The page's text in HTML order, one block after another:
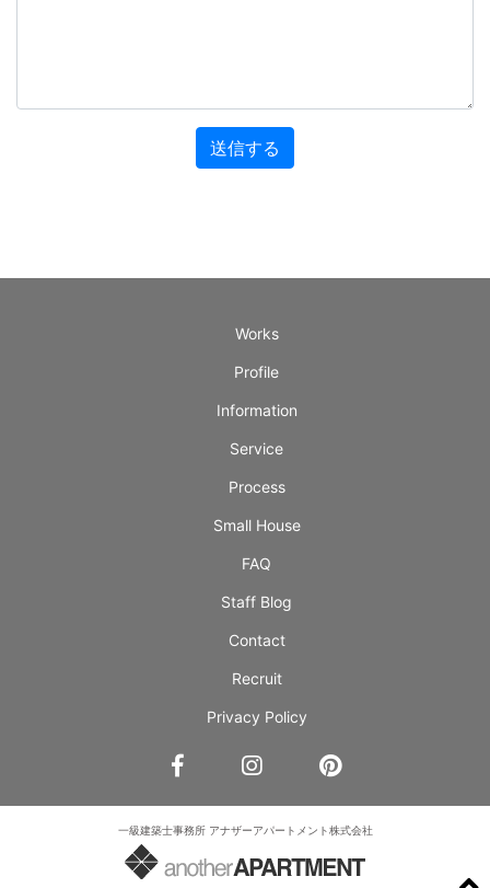
Works
Profile
Information
Service
Process
Small House
FAQ
Staff Blog
Contact
Recruit
Privacy Policy
一級建築士事務所 アナザーアパートメント株式会社